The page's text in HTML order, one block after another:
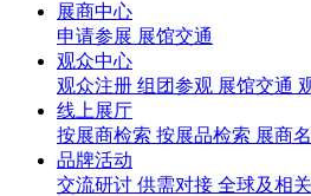
展商中心
申请参展 展馆交通
观众中心
观众注册 组团参观 展馆交通
线上展厅
按展商检索 按展品检索 展商
品牌活动
交流研讨 供需对接 全球及相